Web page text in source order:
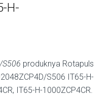
H-
S506 produknya Rotapuls
S506 IT65-H-
IT65-H-1000ZCP4CR.